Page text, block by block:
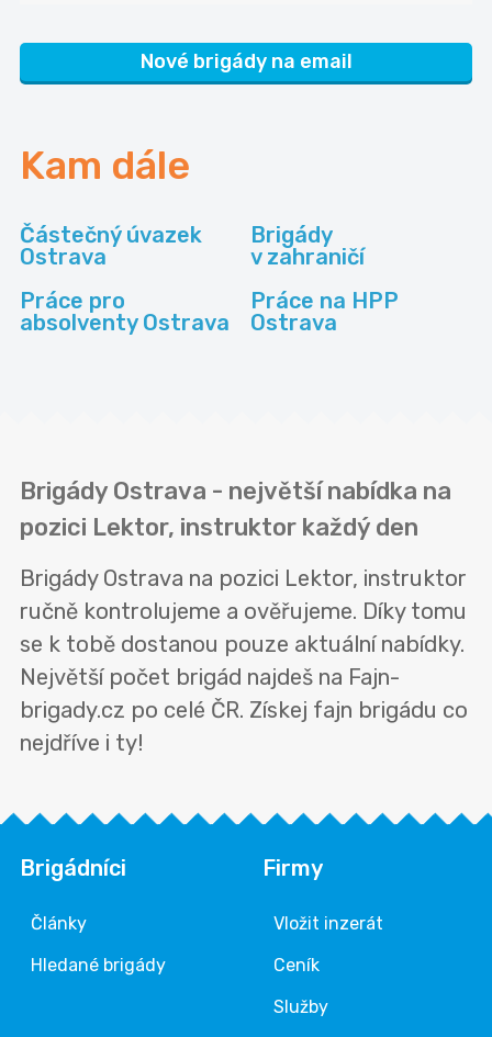
Nové brigády na email
Kam dále
Částečný úvazek
Ostrava
Brigády
v zahraničí
Práce pro
absolventy Ostrava
Práce na HPP
Ostrava
Brigády Ostrava - největší nabídka na
pozici Lektor, instruktor každý den
Brigády Ostrava na pozici Lektor, instruktor
ručně kontrolujeme a ověřujeme. Díky tomu
se k tobě dostanou pouze aktuální nabídky.
Největší počet brigád najdeš na Fajn-
brigady.cz po celé ČR. Získej fajn brigádu co
nejdříve i ty!
Brigádníci
Články
Hledané brigády
Firmy
Vložit inzerát
Ceník
Služby